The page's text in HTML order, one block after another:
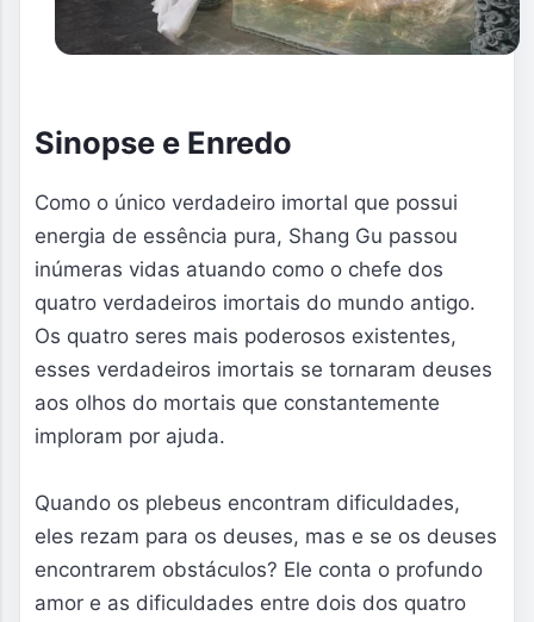
Sinopse e Enredo
Como o único verdadeiro imortal que possui
energia de essência pura, Shang Gu passou
inúmeras vidas atuando como o chefe dos
quatro verdadeiros imortais do mundo antigo.
Os quatro seres mais poderosos existentes,
esses verdadeiros imortais se tornaram deuses
aos olhos do mortais que constantemente
imploram por ajuda.
Quando os plebeus encontram dificuldades,
eles rezam para os deuses, mas e se os deuses
encontrarem obstáculos? Ele conta o profundo
amor e as dificuldades entre dois dos quatro